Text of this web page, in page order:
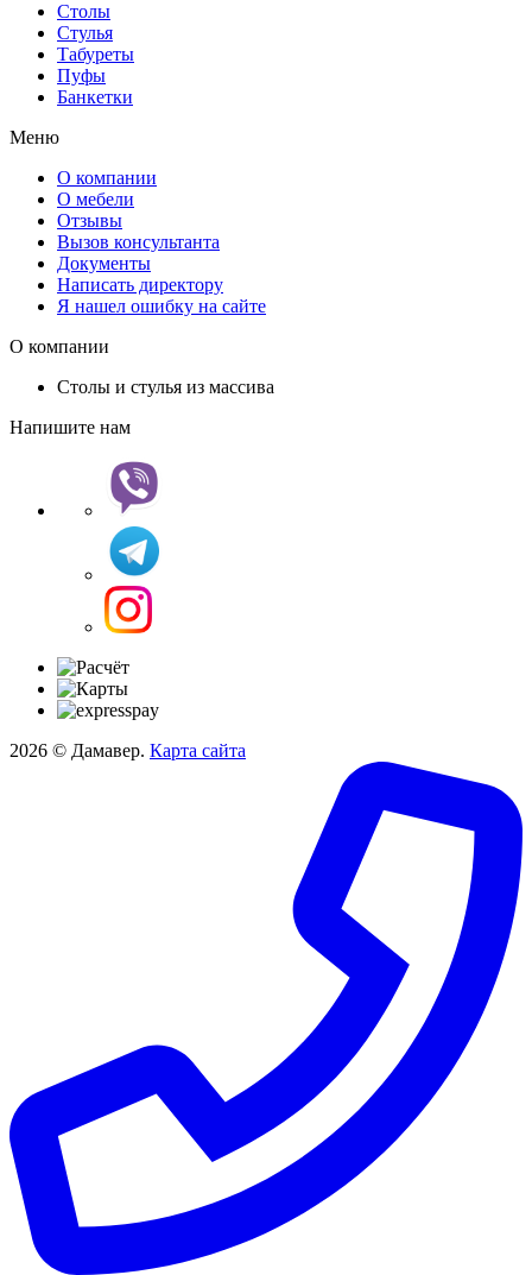
Столы
Стулья
Табуреты
Пуфы
Банкетки
Меню
О компании
О мебели
Отзывы
Вызов консультанта
Документы
Написать директору
Я нашел ошибку на сайте
О компании
Столы и стулья из массива
Напишите нам
2026 © Дамавер. Карта сайта